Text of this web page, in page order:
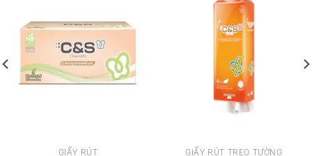
GIẤY RÚT GIẤY RÚT TREO TƯỜNG